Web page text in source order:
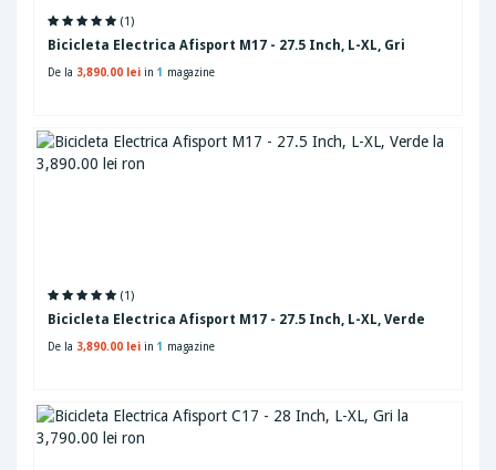
(1)
Bicicleta Electrica Afisport M17 - 27.5 Inch, L-XL, Gri
De la 3,890.00 lei in 1 magazine
(1)
Bicicleta Electrica Afisport M17 - 27.5 Inch, L-XL, Verde
De la 3,890.00 lei in 1 magazine